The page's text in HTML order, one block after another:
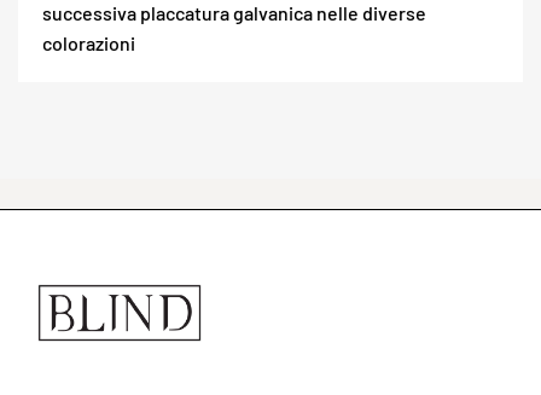
successiva placcatura galvanica nelle diverse
colorazioni